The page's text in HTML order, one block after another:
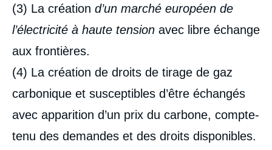
(3) La création d’un marché européen de
l’électricité à haute tension avec libre échange
aux frontières.
(4) La création de droits de tirage de gaz
carbonique et susceptibles d’être échangés
avec apparition d’un prix du carbone, compte-
tenu des demandes et des droits disponibles.